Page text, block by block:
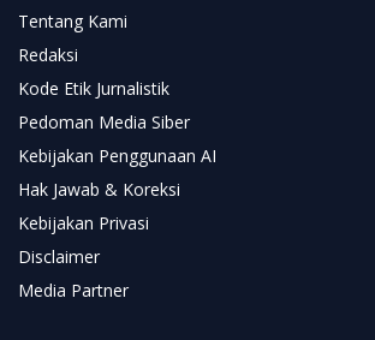
Tentang Kami
Redaksi
Kode Etik Jurnalistik
Pedoman Media Siber
Kebijakan Penggunaan AI
Hak Jawab & Koreksi
Kebijakan Privasi
Disclaimer
Media Partner